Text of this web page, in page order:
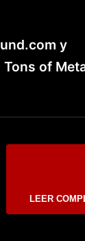
y
of
LEER